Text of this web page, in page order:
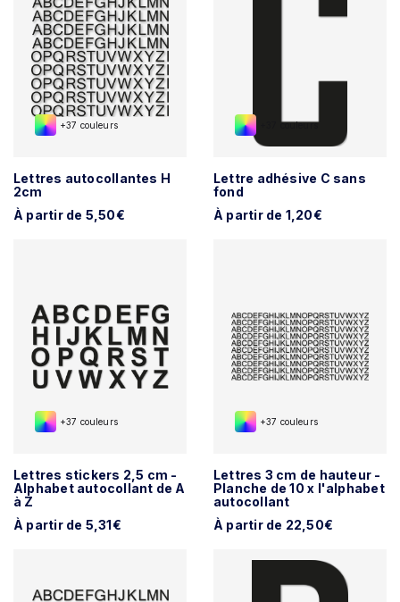
+37 couleurs
Lettres autocollantes H
2cm
À partir de 5,50€
+37 couleurs
Lettre adhésive C sans
fond
À partir de 1,20€
+37 couleurs
Lettres stickers 2,5 cm -
Alphabet autocollant de A
à Z
À partir de 5,31€
+37 couleurs
Lettres 3 cm de hauteur -
Planche de 10 x l'alphabet
autocollant
À partir de 22,50€